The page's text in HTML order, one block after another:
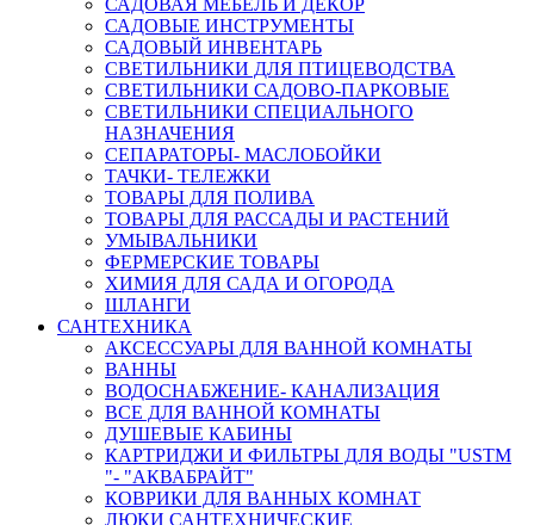
САДОВАЯ МЕБЕЛЬ И ДЕКОР
САДОВЫЕ ИНСТРУМЕНТЫ
САДОВЫЙ ИНВЕНТАРЬ
СВЕТИЛЬНИКИ ДЛЯ ПТИЦЕВОДСТВА
СВЕТИЛЬНИКИ САДОВО-ПАРКОВЫЕ
СВЕТИЛЬНИКИ СПЕЦИАЛЬНОГО
НАЗНАЧЕНИЯ
СЕПАРАТОРЫ- МАСЛОБОЙКИ
ТАЧКИ- ТЕЛЕЖКИ
ТОВАРЫ ДЛЯ ПОЛИВА
ТОВАРЫ ДЛЯ РАССАДЫ И РАСТЕНИЙ
УМЫВАЛЬНИКИ
ФЕРМЕРСКИЕ ТОВАРЫ
ХИМИЯ ДЛЯ САДА И ОГОРОДА
ШЛАНГИ
САНТЕХНИКА
АКСЕССУАРЫ ДЛЯ ВАННОЙ КОМНАТЫ
ВАННЫ
ВОДОСНАБЖЕНИЕ- КАНАЛИЗАЦИЯ
ВСЕ ДЛЯ ВАННОЙ КОМНАТЫ
ДУШЕВЫЕ КАБИНЫ
КАРТРИДЖИ И ФИЛЬТРЫ ДЛЯ ВОДЫ "USTM
"- "АКВАБРАЙТ"
КОВРИКИ ДЛЯ ВАННЫХ КОМНАТ
ЛЮКИ САНТЕХНИЧЕСКИЕ